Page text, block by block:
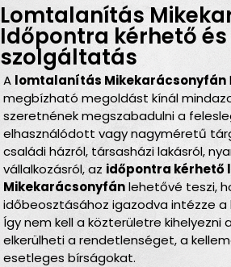
Lomtalanítás
Időpontra kérhető
szolgáltatás
A lomtalanítás Mikekarácsonyfán
megbízható megoldást kínál
szeretnének megszabadulni a
elhasználódott vagy nagyméretű
családi házról, társasházi lakásról,
vállalkozásról, az időpontra kérhető
Mikekarácsonyfánlehetővé teszi,
időbeosztásához igazodva intézze a
Így nem kell a közterületre kihelyezni
elkerülheti a rendetlenséget, a
esetleges bírságokat.